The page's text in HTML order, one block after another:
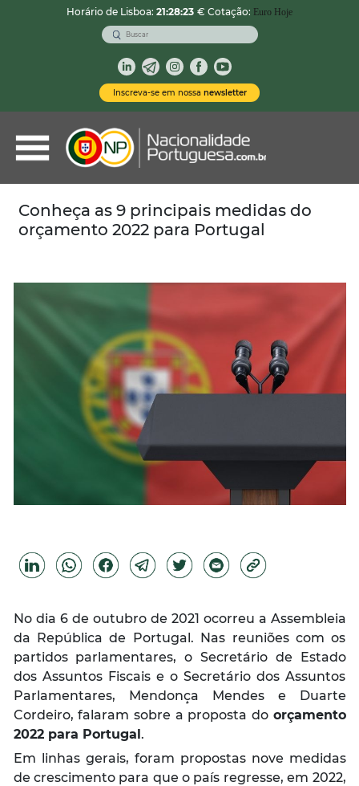
Horário de Lisboa: 21:28:25 € Cotação: Euro Hoje
Inscreva-se em nossa newsletter
Nacionalidade Portuguesa
Vistos de Residência
Imóveis em Portugal
Demais Serviços
Conheça as 9 principais medidas do
orçamento 2022 para Portugal
No dia 6 de outubro de 2021 ocorreu a Assembleia
da República de Portugal. Nas reuniões com os
partidos parlamentares, o Secretário de Estado
dos Assuntos Fiscais e o Secretário dos Assuntos
Parlamentares, Mendonça Mendes e Duarte
Cordeiro, falaram sobre a proposta do orçamento
2022 para Portugal.
Em linhas gerais, foram propostas nove medidas
de crescimento para que o país regresse, em 2022,